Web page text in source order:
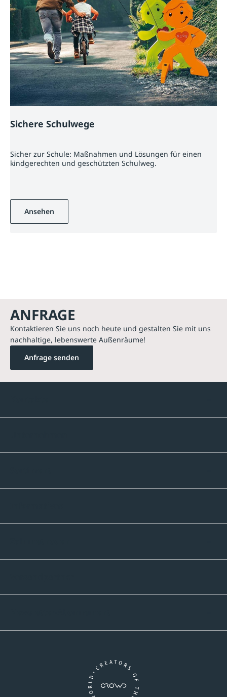
Sichere Schulwege
Sicher zur Schule: Maßnahmen und Lösungen für einen
kindgerechten und geschützten Schulweg.
Ansehen
ANFRAGE
Kontaktieren Sie uns noch heute und gestalten Sie mit uns
nachhaltige, lebenswerte Außenräume!
Anfrage senden